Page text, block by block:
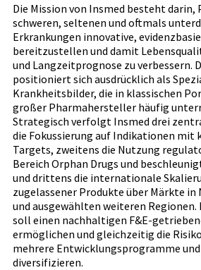
Die Mission von Insmed besteht
schweren, seltenen und oftmals
Erkrankungen innovative,
bereitzustellen und damit
und Langzeitprognose zu verbessern.
positioniert sich ausdrücklich als
Krankheitsbilder, die in klassischen
großer Pharmahersteller häufig
Strategisch verfolgt Insmed drei
die Fokussierung auf Indikationen mit
Targets, zweitens die Nutzung
Bereich Orphan Drugs und
und drittens die internationale
zugelassener Produkte über Märkte in
und ausgewählten weiteren Regionen.
soll einen nachhaltigen F&E-
ermöglichen und gleichzeitig die
mehrere Entwicklungsprogramme
diversifizieren.